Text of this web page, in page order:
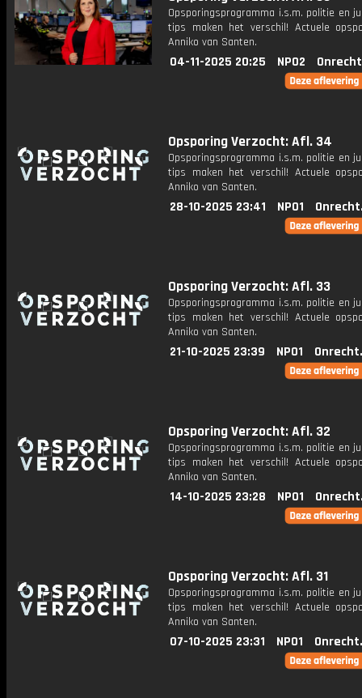
Opsporingsprogramma i.s.m. politie en
tips maken het verschil! Actuele
Anniko van Santen.
04-11-2025 20:25 NPO2
Opsporing Verzocht: Afl. 34
Opsporingsprogramma i.s.m. politie en
tips maken het verschil! Actuele
Anniko van Santen.
28-10-2025 23:41 NPO1
Opsporing Verzocht: Afl. 33
Opsporingsprogramma i.s.m. politie en
tips maken het verschil! Actuele
Anniko van Santen.
21-10-2025 23:39 NPO1
Opsporing Verzocht: Afl. 32
Opsporingsprogramma i.s.m. politie en
tips maken het verschil! Actuele
Anniko van Santen.
14-10-2025 23:28 NPO1
Opsporing Verzocht: Afl. 31
Opsporingsprogramma i.s.m. politie en
tips maken het verschil! Actuele
Anniko van Santen.
07-10-2025 23:31 NPO1